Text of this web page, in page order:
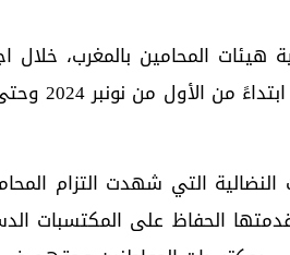
هيئات المحامين بالمغرب،
التوقف الشامل
التي شهدت التزام
الحفاظ على المكتسبات